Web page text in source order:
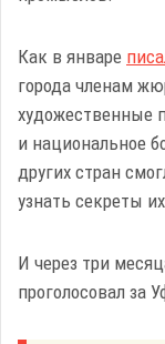
Как в январе
города членам
художественные
и национальное
других стран
узнать секреты
И через три
проголосовал за